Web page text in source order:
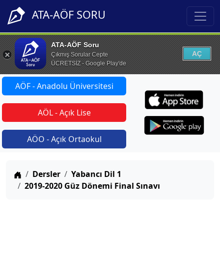
ATA-AÖF SORU
ATA-AÖF Soru
Çıkmış Sorular Cepte
ÜCRETSİZ - Google Play'de
AÇ
AÖF - Anadolu Üniversitesi
AÖL - Açık Lise
AÖO - Açık Ortaokul
Anasayfa
Dersler
Yabancı Dil 1
2019-2020 Güz Dönemi Final Sınavı